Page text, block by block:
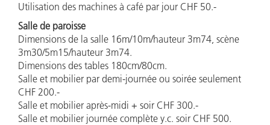
Utilisation des machines à café par jour CHF 50.-
Salle de paroisse
Dimensions de la salle 16m/10m/hauteur 3m74, scène
3m30/5m15/hauteur 3m74.
Dimensions des tables 180cm/80cm.
Salle et mobilier par demi-journée ou soirée seulement
CHF 200.-
Salle et mobilier après-midi + soir CHF 300.-
Salle et mobilier journée complète y.c. soir CHF 500.